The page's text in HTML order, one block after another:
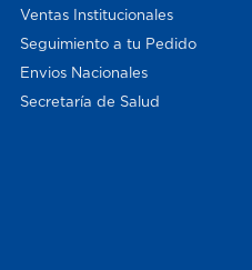
Ventas Institucionales
Seguimiento a tu Pedido
Envios Nacionales
Secretaría de Salud